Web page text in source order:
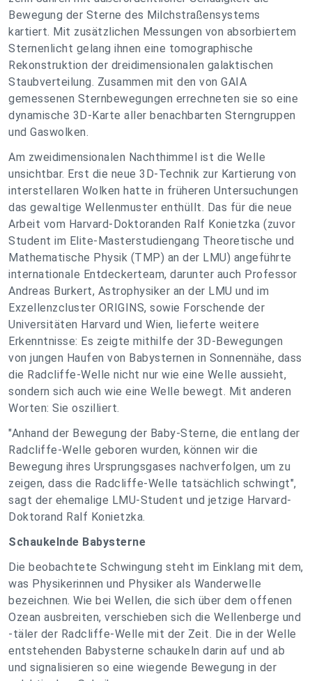
Bewegung der Sterne des Milchstraßensystems
kartiert. Mit zusätzlichen Messungen von absorbiertem
Sternenlicht gelang ihnen eine tomographische
Rekonstruktion der dreidimensionalen galaktischen
Staubverteilung. Zusammen mit den von GAIA
gemessenen Sternbewegungen errechneten sie so eine
dynamische 3D-Karte aller benachbarten Sterngruppen
und Gaswolken.
Am zweidimensionalen Nachthimmel ist die Welle
unsichtbar. Erst die neue 3D-Technik zur Kartierung von
interstellaren Wolken hatte in früheren Untersuchungen
das gewaltige Wellenmuster enthüllt. Das für die neue
Arbeit vom Harvard-Doktoranden Ralf Konietzka (zuvor
Student im Elite-Masterstudiengang Theoretische und
Mathematische Physik (TMP) an der LMU) angeführte
internationale Entdeckerteam, darunter auch Professor
Andreas Burkert, Astrophysiker an der LMU und im
Exzellenzcluster ORIGINS, sowie Forschende der
Universitäten Harvard und Wien, lieferte weitere
Erkenntnisse: Es zeigte mithilfe der 3D-Bewegungen
von jungen Haufen von Babysternen in Sonnennähe, dass
die Radcliffe-Welle nicht nur wie eine Welle aussieht,
sondern sich auch wie eine Welle bewegt. Mit anderen
Worten: Sie oszilliert.
"Anhand der Bewegung der Baby-Sterne, die entlang der
Radcliffe-Welle geboren wurden, können wir die
Bewegung ihres Ursprungsgases nachverfolgen, um zu
zeigen, dass die Radcliffe-Welle tatsächlich schwingt",
sagt der ehemalige LMU-Student und jetzige Harvard-
Doktorand Ralf Konietzka.
Schaukelnde Babysterne
Die beobachtete Schwingung steht im Einklang mit dem,
was Physikerinnen und Physiker als Wanderwelle
bezeichnen. Wie bei Wellen, die sich über dem offenen
Ozean ausbreiten, verschieben sich die Wellenberge und
-täler der Radcliffe-Welle mit der Zeit. Die in der Welle
entstehenden Babysterne schaukeln darin auf und ab
und signalisieren so eine wiegende Bewegung in der